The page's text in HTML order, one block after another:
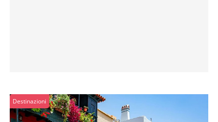
Destinazioni